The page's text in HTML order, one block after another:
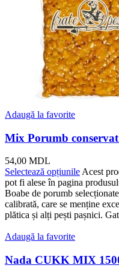
Adaugă la favorite
Mix Porumb
54,00 MDL
Selectează opțiunileAcest
pot fi alese în pagina
Boabe de porumb
calibrată, care se menține
plătica și alți pești pașnici.
Adaugă la favorite
Nada CUKK MIX